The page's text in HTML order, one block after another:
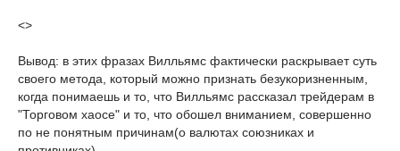
<>
Вывод: в этих фразах Вилльямс фактически раскрывает суть
своего метода, который можно признать безукоризненным,
когда понимаешь и то, что Вилльямс рассказал трейдерам в
"Торговом хаосе" и то, что обошел вниманием, совершенно
по не понятным причинам(о валютах союзниках и